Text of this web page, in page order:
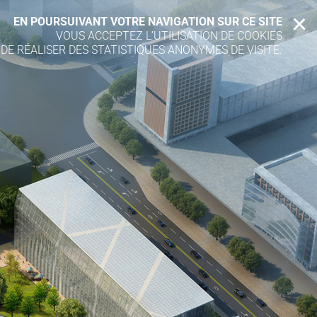
EN POURSUIVANT VOTRE NAVIGATION SUR CE SITE
VOUS ACCEPTEZ L’UTILISATION DE COOKIES
RÉALISER DES STATISTIQUES ANONYMES DE VISITE.
X